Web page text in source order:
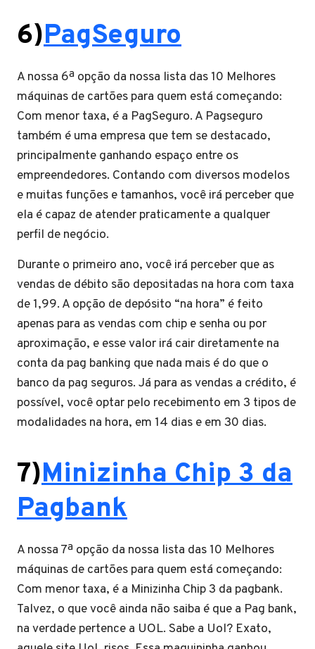
6)PagSeguro
A nossa 6ª opção da nossa lista das 10 Melhores
máquinas de cartões para quem está começando:
Com menor taxa, é a PagSeguro. A Pagseguro
também é uma empresa que tem se destacado,
principalmente ganhando espaço entre os
empreendedores. Contando com diversos modelos
e muitas funções e tamanhos, você irá perceber que
ela é capaz de atender praticamente a qualquer
perfil de negócio.
Durante o primeiro ano, você irá perceber que as
vendas de débito são depositadas na hora com taxa
de 1,99. A opção de depósito “na hora” é feito
apenas para as vendas com chip e senha ou por
aproximação, e esse valor irá cair diretamente na
conta da pag banking que nada mais é do que o
banco da pag seguros. Já para as vendas a crédito, é
possível, você optar pelo recebimento em 3 tipos de
modalidades na hora, em 14 dias e em 30 dias.
7)Minizinha Chip 3 da
Pagbank
A nossa 7ª opção da nossa lista das 10 Melhores
máquinas de cartões para quem está começando:
Com menor taxa, é a Minizinha Chip 3 da pagbank.
Talvez, o que você ainda não saiba é que a Pag bank,
na verdade pertence a UOL. Sabe a Uol? Exato,